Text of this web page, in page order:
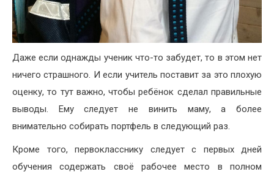
Даже если однажды ученик что-то забудет, то в этом нет
ничего страшного. И если учитель поставит за это плохую
оценку, то тут важно, чтобы ребёнок сделал правильные
выводы. Ему следует не винить маму, а более
внимательно собирать портфель в следующий раз.
Кроме того, первокласснику следует с первых дней
обучения содержать своё рабочее место в полном